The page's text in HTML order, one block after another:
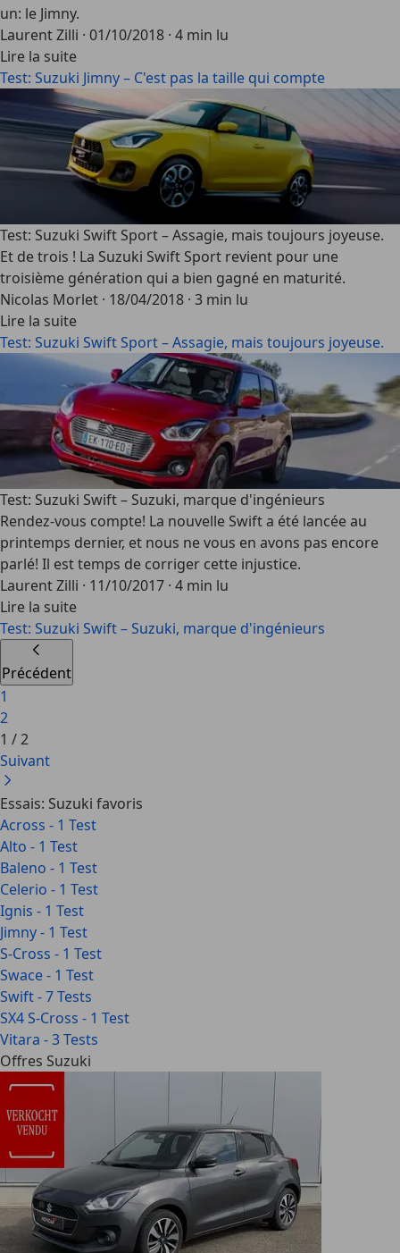
un: le Jimny.
Laurent Zilli · 01/10/2018 · 4 min lu
Lire la suite
Test: Suzuki Jimny – C'est pas la taille qui compte
Test: Suzuki Swift Sport – Assagie, mais toujours joyeuse.
Et de trois ! La Suzuki Swift Sport revient pour une
troisième génération qui a bien gagné en maturité.
Nicolas Morlet · 18/04/2018 · 3 min lu
Lire la suite
Test: Suzuki Swift Sport – Assagie, mais toujours joyeuse.
Test: Suzuki Swift – Suzuki, marque d'ingénieurs
Rendez-vous compte! La nouvelle Swift a été lancée au
printemps dernier, et nous ne vous en avons pas encore
parlé! Il est temps de corriger cette injustice.
Laurent Zilli · 11/10/2017 · 4 min lu
Lire la suite
Test: Suzuki Swift – Suzuki, marque d'ingénieurs
Précédent
1
2
1 /2
Suivant
Essais: Suzuki favoris
Across - 1 Test
Alto - 1 Test
Baleno - 1 Test
Celerio - 1 Test
Ignis - 1 Test
Jimny - 1 Test
S-Cross - 1 Test
Swace - 1 Test
Swift - 7 Tests
SX4 S-Cross - 1 Test
Vitara - 3 Tests
Offres Suzuki